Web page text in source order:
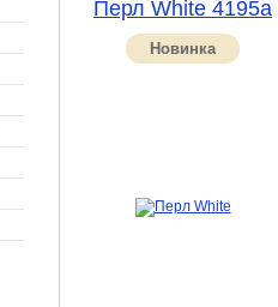
Перл White 4195a
Новинка